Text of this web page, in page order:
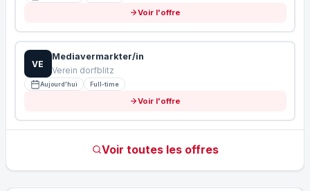
Voir l'offre
VE
Mediavermarkter/in
Verein dorfblitz
Aujourd'hui Full-time
Voir l'offre
Voir toutes les offres